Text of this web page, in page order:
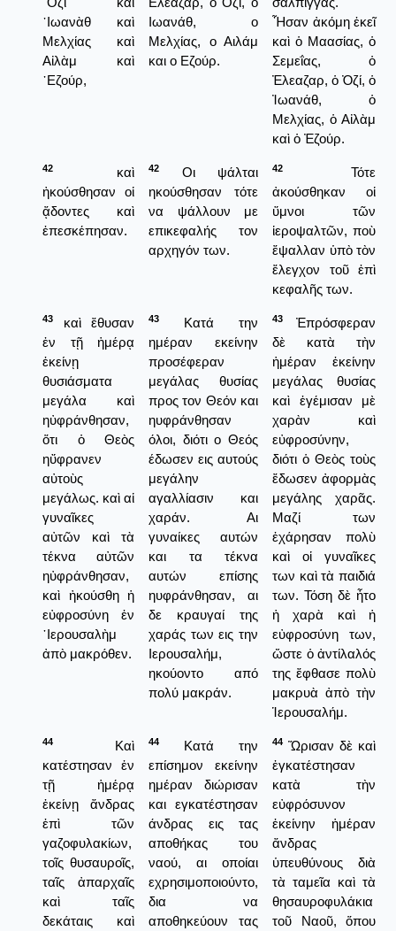
᾿Ιωανὰθ καὶ
Μελχίας καὶ
Αἰλὰμ καὶ
᾿Εζούρ,
Ιωανάθ, ο
Μελχίας, ο Αιλάμ
και ο Εζούρ.
Ἦσαν ἀκόμη ἐκεῖ
καὶ ὁ Μαασίας, ὁ
Σεμεΐας, ὁ
Ἐλεαζαρ, ὁ Ὀζί, ὁ
Ἰωανάθ, ὁ
Μελχίας, ὁ Αἰλὰμ
καὶ ὁ Ἐζούρ.
42
καὶ
ἠκούσθησαν οἱ
ᾄδοντες καὶ
ἐπεσκέπησαν.
42
Οι ψάλται
ηκούσθησαν τότε
να ψάλλουν με
επικεφαλής τον
αρχηγόν των.
42
Τότε
ἀκούσθηκαν οἱ
ὕμνοι τῶν
ἱεροψαλτῶν, ποὺ
ἔψαλλαν ὑπὸ τὸν
ἔλεγχον τοῦ ἐπὶ
κεφαλῆς των.
43
καὶ ἔθυσαν
ἐν τῇ ἡμέρᾳ
ἐκείνῃ
θυσιάσματα
μεγάλα καὶ
ηὐφράνθησαν,
ὅτι ὁ Θεὸς
ηὔφρανεν
αὐτοὺς
μεγάλως. καὶ αἱ
γυναῖκες
αὐτῶν καὶ τὰ
τέκνα αὐτῶν
ηὐφράνθησαν,
καὶ ἠκούσθη ἡ
εὐφροσύνη ἐν
῾Ιερουσαλὴμ
ἀπὸ μακρόθεν.
43
Κατά την
ημέραν εκείνην
προσέφεραν
μεγάλας θυσίας
προς τον Θεόν και
ηυφράνθησαν
όλοι, διότι ο Θεός
έδωσεν εις αυτούς
μεγάλην
αγαλλίασιν και
χαράν. Αι
γυναίκες αυτών
και τα τέκνα
αυτών επίσης
ηυφράνθησαν, αι
δε κραυγαί της
χαράς των εις την
Ιερουσαλήμ,
ηκούοντο από
πολύ μακράν.
43
Ἐπρόσφεραν
δὲ κατὰ τὴν
ἡμέραν ἐκείνην
μεγάλας θυσίας
καὶ ἐγέμισαν μὲ
χαρὰν καὶ
εὐφροσύνην,
διότι ὁ Θεὸς τοὺς
ἔδωσεν ἀφορμὰς
μεγάλης χαρᾶς.
Μαζί των
ἐχάρησαν πολὺ
καὶ οἱ γυναῖκες
των καὶ τὰ παιδιά
των. Τόση δὲ ἦτο
ἡ χαρὰ καὶ ἡ
εὐφροσύνη των,
ὥστε ὁ ἀντίλαλός
της ἔφθασε πολὺ
μακρυὰ ἀπὸ τὴν
Ἱερουσαλήμ.
44
Καὶ
κατέστησαν ἐν
τῇ ἡμέρᾳ
ἐκείνῃ ἄνδρας
ἐπὶ τῶν
γαζοφυλακίων,
τοῖς θυσαυροῖς,
ταῖς ἀπαρχαῖς
καὶ ταῖς
δεκάταις καὶ
44
Κατά την
επίσημον εκείνην
ημέραν διώρισαν
και εγκατέστησαν
άνδρας εις τας
αποθήκας του
ναού, αι οποίαι
εχρησιμοποιούντο,
δια να
αποθηκεύουν τας
44 Ὥρισαν δὲ καὶ
ἐγκατέστησαν
κατὰ τὴν
εὐφρόσυνον
ἐκείνην ἡμέραν
ἄνδρας
ὑπευθύνους διὰ
τὰ ταμεῖα καὶ τὰ
θησαυροφυλάκια
τοῦ Ναοῦ, ὅπου